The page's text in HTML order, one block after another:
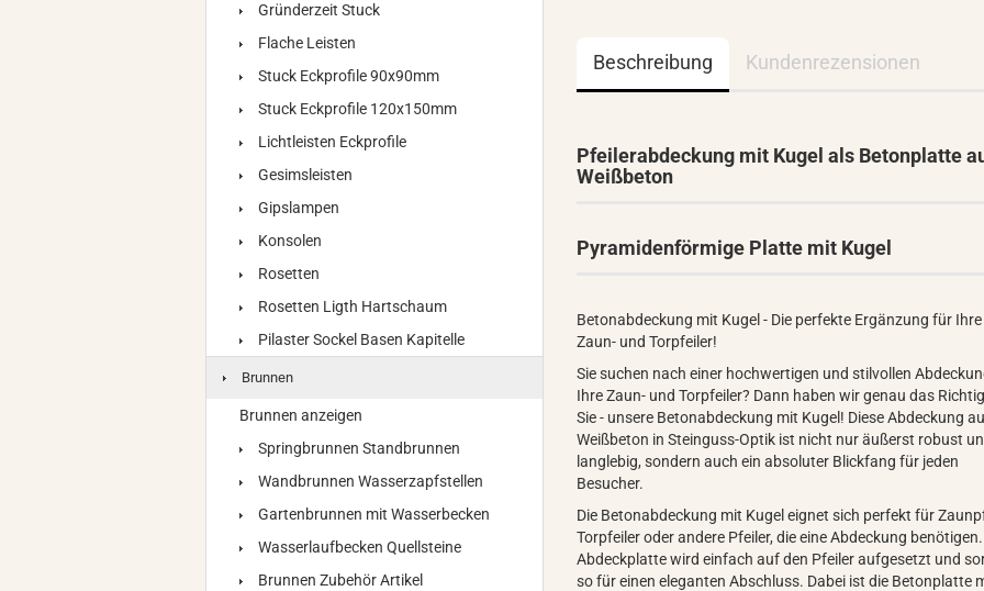
Beschreibung Kundenrezensionen
Pfeilerabdeckung mit Kugel als Betonplatte
Weißbeton
Pyramidenförmige Platte mit Kugel
Betonabdeckung mit Kugel - Die perfekte Ergänzung für Ihre
Zaun- und Torpfeiler!
Sie suchen nach einer hochwertigen und stilvollen
Ihre Zaun- und Torpfeiler? Dann haben wir genau das
Sie - unsere Betonabdeckung mit Kugel! Diese Abdeckung
Weißbeton in Steinguss-Optik ist nicht nur äußerst robust
langlebig, sondern auch ein absoluter Blickfang für jeden
Besucher.
Die Betonabdeckung mit Kugel eignet sich perfekt für
Torpfeiler oder andere Pfeiler, die eine Abdeckung benötigen.
Abdeckplatte wird einfach auf den Pfeiler aufgesetzt und
so für einen eleganten Abschluss. Dabei ist die Betonplatte
Gründerzeit Stuck
Flache Leisten
Stuck Eckprofile 90x90mm
Stuck Eckprofile 120x150mm
Lichtleisten Eckprofile
Gesimsleisten
Gipslampen
Konsolen
Rosetten
Rosetten Ligth Hartschaum
Pilaster Sockel Basen Kapitelle
Brunnen
Brunnen anzeigen
Springbrunnen Standbrunnen
Wandbrunnen Wasserzapfstellen
Gartenbrunnen mit Wasserbecken
Wasserlaufbecken Quellsteine
Brunnen Zubehör Artikel